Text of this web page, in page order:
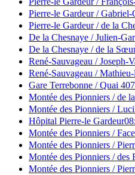
Pierre-le Gardeur / Gabriel-
Pierre-le Gardeur / de la
De la Chesnaye / Julien-
De la Chesnaye / de la
René-Sauvageau / Joseph-
René-Sauvageau /
Gare Terrebonne / Quai 4
Montée des Pionniers / de
Montée des Pionniers /
Hôpital Pierre-le Gardeur
Montée des Pionniers /
Montée des Pionniers /
Montée des Pionniers / des
Montée des Pionniers /